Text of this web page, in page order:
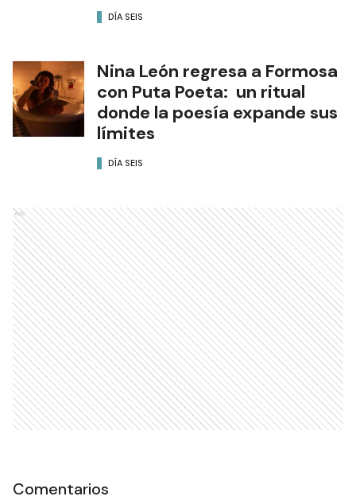
DÍA SEIS
Nina León regresa a Formosa
con Puta Poeta: un ritual
donde la poesía expande sus
límites
DÍA SEIS
Ads
Comentarios